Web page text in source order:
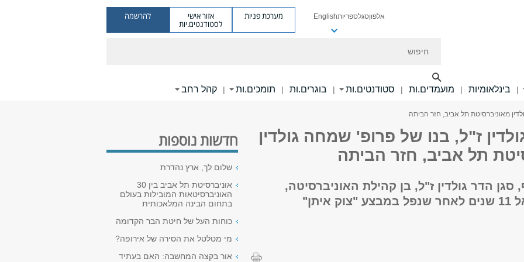
אלפוןסגלספריותEnglish מערכת פניות אזור אישי
לסטודנטים.יות
להרשמה
| בינלאומיות | מועמדים.ות | סטודנטים.ות | בוגרים.ות | תומכים.ות | קהל רחב
מאוניברסיטת תל אביב, חזר הביתה
ז"ל, בנו של פרופ' שמחה גולדין
תל אביב, חזר הביתה
הדר גולדין ז"ל, בן קהילת האוניברסיטה,
חדשות נוספות
שלום לך, ארץ נהדרת
אוניברסיטת תל אביב בין 30
האוניברסיטאות המובילות בעולם
בתחום הבינה המלאכותית
כוחות העל של חיטת הבר הקדומה
מי מטלטל את הסירה של אירופה?
אור בקצה המחשבה: האם בעתיד